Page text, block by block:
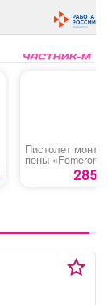
Пистолет
пены «Fomeron
285